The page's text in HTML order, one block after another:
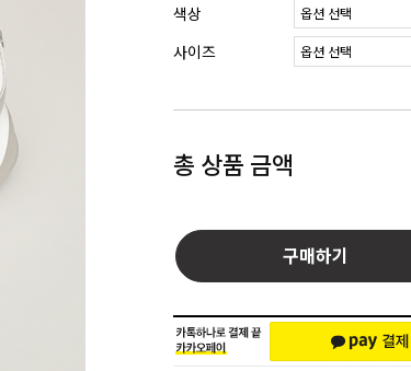
색상
사이즈
총 상품 금액
구매하기